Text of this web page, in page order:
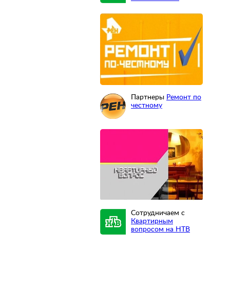
Партнеры Ремонт по
честному
Сотрудничаем с
Квартирным
вопросом на НТВ